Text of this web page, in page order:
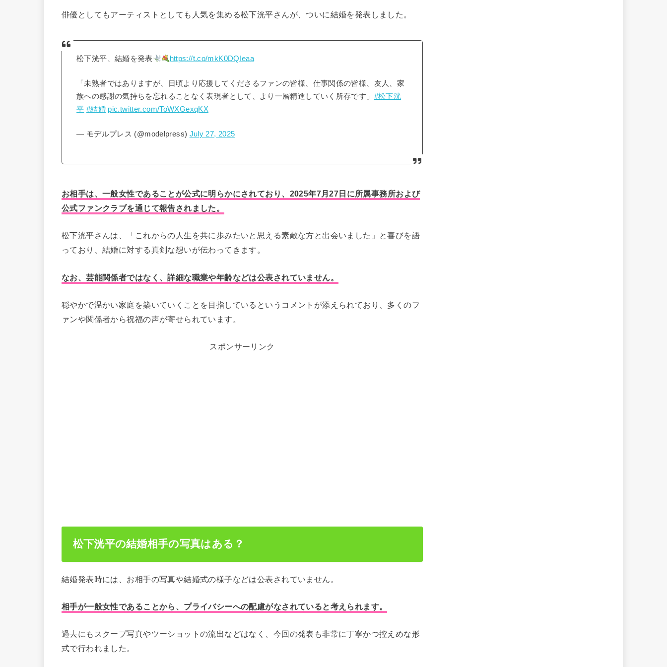
俳優としてもアーティストとしても人気を集める松下洸平さんが、ついに結婚を発表しました。
松下洸平、結婚を発表 https://t.co/mkK0DQIeaa
「未熟者ではありますが、日頃より応援してくださるファンの皆様、仕事関係の皆様、友人、家
族への感謝の気持ちを忘れることなく表現者として、より一層精進していく所存です」 #松下洸
平 #結婚 pic.twitter.com/ToWXGexqKX
— モデルプレス (@modelpress) July 27, 2025
お相手は、一般女性であることが公式に明らかにされており、2025年7月27日に所属事務所および
公式ファンクラブを通じて報告されました。
松下洸平さんは、「これからの人生を共に歩みたいと思える素敵な方と出会いました」と喜びを語
っており、結婚に対する真剣な想いが伝わってきます。
なお、芸能関係者ではなく、詳細な職業や年齢などは公表されていません。
穏やかで温かい家庭を築いていくことを目指しているというコメントが添えられており、多くのフ
ァンや関係者から祝福の声が寄せられています。
スポンサーリンク
松下洸平の結婚相手の写真はある？
結婚発表時には、お相手の写真や結婚式の様子などは公表されていません。
相手が一般女性であることから、プライバシーへの配慮がなされていると考えられます。
過去にもスクープ写真やツーショットの流出などはなく、今回の発表も非常に丁寧かつ控えめな形
式で行われました。